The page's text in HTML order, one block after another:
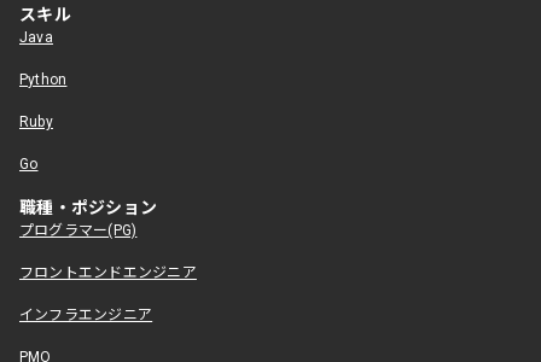
スキル
Java
Python
Ruby
Go
職種・ポジション
プログラマー(PG)
フロントエンドエンジニア
インフラエンジニア
PMO